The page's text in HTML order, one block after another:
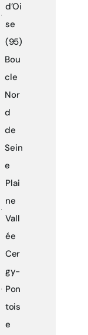
d’Oi
se
(95)
Bou
cle
Nor
d
de
Sein
e
Plai
ne
Vall
ée
Cer
gy-
Pon
tois
e